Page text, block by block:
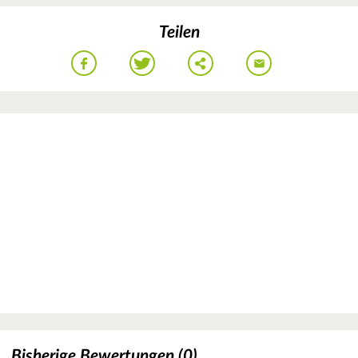
Teilen